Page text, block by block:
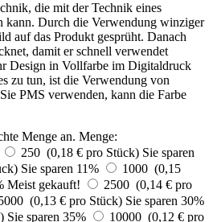
die mit der Technik eines
kann. Durch die Verwendung winziger
auf das Produkt gesprüht. Danach
damit er schnell verwendet
Design in Vollfarbe im Digitaldruck
zu tun, ist die Verwendung von
PMS verwenden, kann die Farbe
Menge an. Menge:
250 (0,18 € pro Stück) Sie sparen
Sie sparen 11%
1000 (0,15
Meist gekauft!
2500 (0,14 € pro
(0,13 € pro Stück) Sie sparen 30%
Sie sparen 35%
10000 (0,12 € pro